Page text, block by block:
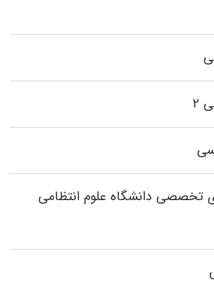
۲
تخصصی داﻧﺸﮕﺎه ﻋﻠﻮم انتظامی